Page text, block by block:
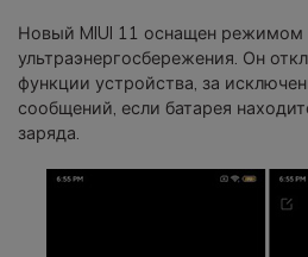
Новый MIUI 11 оснащен режимом
ультраэнергосбережения. Он
функции устройства, за
сообщений, если батарея
заряда.